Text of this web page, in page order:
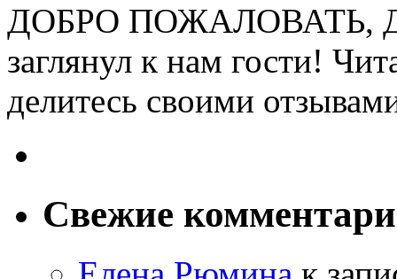
ДОБРО ПОЖАЛОВАТЬ,
заглянул к нам гости!
делитесь своими
Свежие